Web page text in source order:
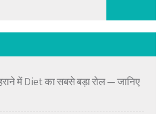
में Diet का सबसे बड़ा रोल — जानिए